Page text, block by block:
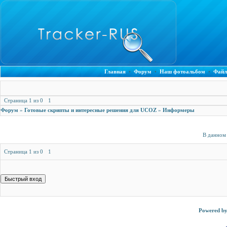
Главная• Форум • Наш фотоальбом •
Страница 1 из 0
1
Форум » Готовые скрипты и интересные решения для UCOZ » Информеры
В данном
Страница 1 из 0 1
Powered